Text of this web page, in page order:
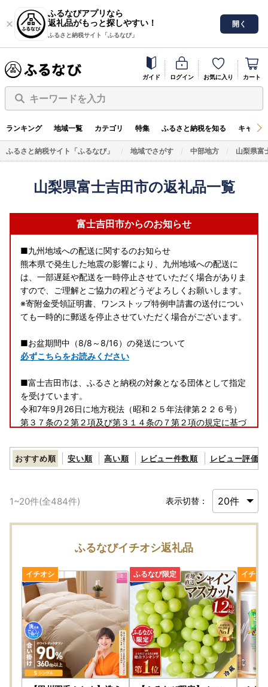
ふるなびアプリなら
返礼品がもっと探しやすい！
ふるさと納税サイト「ふるなび」
開く
ガイド ログイン お気に入り カート
キーワードを入力
ランキング 地域一覧 カテゴリ 特集 ふるさと納税を知る キャン
ふるさと納税サイト「ふるなび」 地域でさがす 中部地方 山梨県富
山梨県富士吉田市の返礼品一覧
富士吉田市からのお知らせ
■九州地域への配送に関するのお知らせ
熊本県で発生した地震の影響により、九州地域への配送に
は、一部遅延や配送を一時停止させていただく場合がありま
すので、ご理解とご協力の程どうぞよろしくお願いします。
※寄附金受領証明書、ワンストップ特例申請書の送付につい
ても一時的に郵送を停止させていただく場合がございます。
■お盆期間中（8/8～8/16）の発送について
必ずこちらをお読みください
■富士吉田市は、ふるさと納税の対象となる団体として指定
を受けています。
令和7年9月26日に地方税法（昭和２５年法律第２２６号）
第３７条の２第２項及び第３１４条の７第２項の規定に基づ
富士吉田市への「ふるさと納税」は地方税法（昭和２５年法
律第２２６号）第３７条の２第一項の規定による寄附金税額
■ワンストップ特例申請が完全ペーパーレスに！申請アプリ
ワンストップ特例申請が完全ペーパーレスで申請できます！
富士吉田市では、ふるさと納税をいただいた皆様のご負担を
軽減するために、スマートフォンのみで完結できるアプリ
「IAM」を導入しました。
※申請には「マイナンバーカード」が必要です。
※App Store もしくはGoogle Playから「IAM（アイアム）」
アプリのダウンロードをお願いいたします。
★ふるまど★ 複数自治体のワンストップ特例をスマホでま
とめて申請ができるサービスです！リンク先をご確認くださ
い。
おすすめ順 安い順 高い順 レビュー件数順 レビュー評価順
1~20件(全484件) 表示切替：
ふるなびイチオシ返礼品